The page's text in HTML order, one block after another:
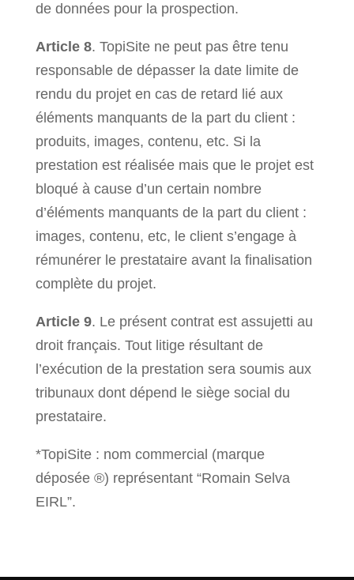
de données pour la prospection.
Article 8. TopiSite ne peut pas être tenu
responsable de dépasser la date limite de
rendu du projet en cas de retard lié aux
éléments manquants de la part du client :
produits, images, contenu, etc. Si la
prestation est réalisée mais que le projet est
bloqué à cause d’un certain nombre
d’éléments manquants de la part du client :
images, contenu, etc, le client s’engage à
rémunérer le prestataire avant la finalisation
complète du projet.
Article 9. Le présent contrat est assujetti au
droit français. Tout litige résultant de
l’exécution de la prestation sera soumis aux
tribunaux dont dépend le siège social du
prestataire.
*TopiSite : nom commercial (marque
déposée ®) représentant “Romain Selva
EIRL”.